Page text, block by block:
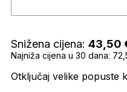
Snižena cijena: 43,50
Najniža cijena u 30 dana:
Otključaj velike popuste